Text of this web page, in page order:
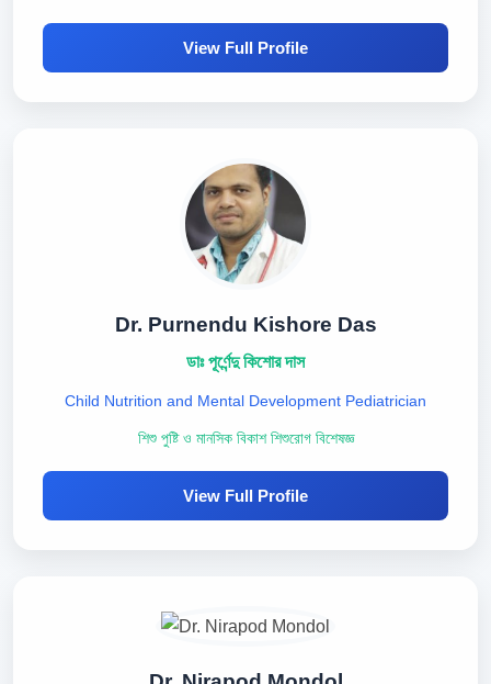
View Full Profile
Dr. Purnendu Kishore Das
ডাঃ পূর্ণেন্দু কিশোর দাস
Child Nutrition and Mental Development Pediatrician
শিশু পুষ্টি ও মানসিক বিকাশ শিশুরোগ বিশেষজ্ঞ
View Full Profile